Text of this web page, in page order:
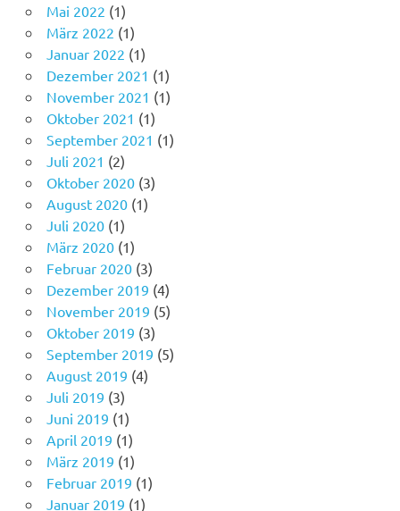
Mai 2022 (1)
März 2022 (1)
Januar 2022 (1)
Dezember 2021 (1)
November 2021 (1)
Oktober 2021 (1)
September 2021 (1)
Juli 2021 (2)
Oktober 2020(3)
August 2020(1)
Juli 2020(1)
März 2020(1)
Februar 2020(3)
Dezember 2019 (4)
November 2019 (5)
Oktober 2019 (3)
September 2019 (5)
August 2019 (4)
Juli 2019 (3)
Juni 2019 (1)
April 2019 (1)
März 2019 (1)
Februar 2019 (1)
Januar 2019 (1)